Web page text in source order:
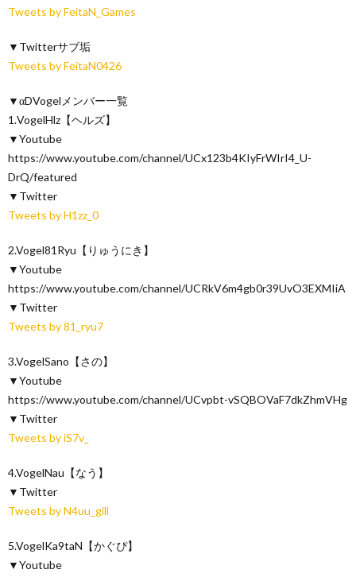
Tweets by FeitaN_Games
▼Twitterサブ垢
Tweets by FeitaN0426
▼αDVogelメンバー一覧
1.VogelHlz【ヘルズ】
▼Youtube
https://www.youtube.com/channel/UCx123b4KIyFrWIrI4_U-
DrQ/featured
▼Twitter
Tweets by H1zz_0
2.Vogel81Ryu【りゅうにき】
▼Youtube
https://www.youtube.com/channel/UCRkV6m4gb0r39UvO3EXMIiA
▼Twitter
Tweets by 81_ryu7
3.VogelSano【さの】
▼Youtube
https://www.youtube.com/channel/UCvpbt-vSQBOVaF7dkZhmVHg
▼Twitter
Tweets by iS7v_
4.VogelNau【なう】
▼Twitter
Tweets by N4uu_gill
5.VogelKa9taN【かぐぴ】
▼Youtube